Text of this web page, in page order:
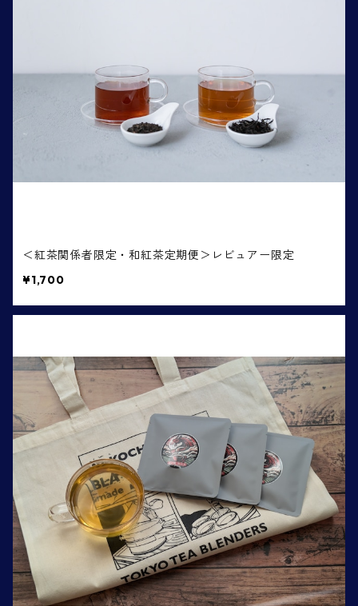
＜紅茶関係者限定・和紅茶定期便＞レビュアー限定
¥1,700